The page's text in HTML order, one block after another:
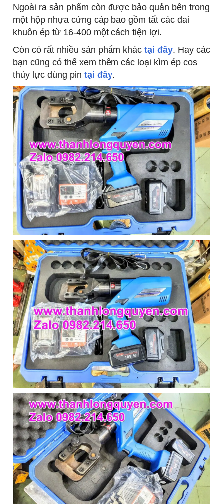
Ngoài ra sản phẩm còn được bảo quản bên trong
một hộp nhựa cứng cáp bao gồm tất các đai
khuôn ép từ 16-400 một cách tiện lợi.
Còn có rất nhiều sản phẩm khác tại đây. Hay các
bạn cũng có thể xem thêm các loại kìm ép cos
thủy lực dùng pin tại đây.